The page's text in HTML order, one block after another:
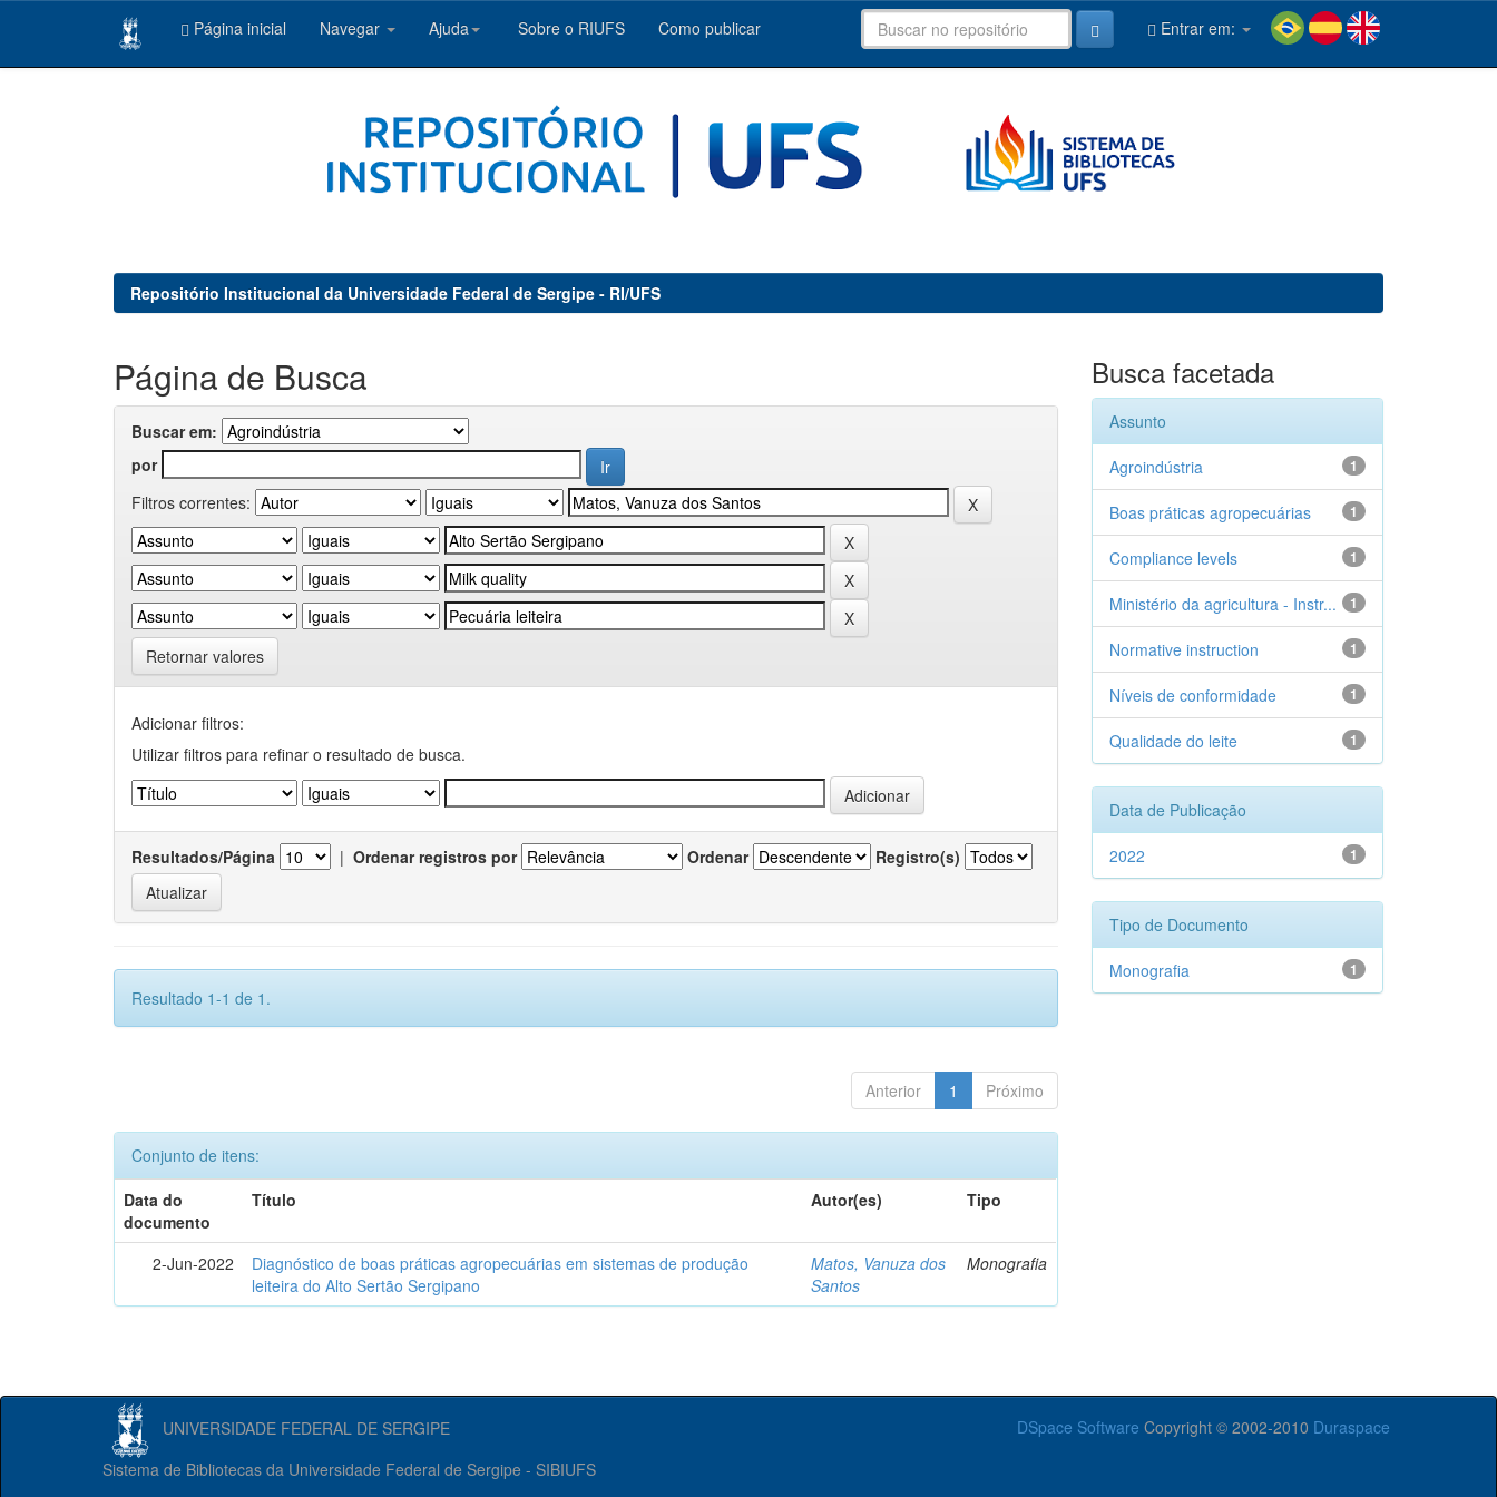
Página inicial Navegar Ajuda Sobre o RIUFS Como publicar Entrar em:
Repositório Institucional da Universidade Federal de Sergipe - RI/UFS
Página de Busca
Buscar em:
por
Filtros correntes:
Retornar valores
Adicionar filtros:
Utilizar filtros para refinar o resultado de busca.
Resultados/Página | Ordenar registros por Ordenar Registro(s)
Resultado 1-1 de 1.
Anterior 1 Próximo
Conjunto de itens:
Data do
documento
Título Autor(es) Tipo
2-Jun-2022
Diagnóstico de boas práticas agropecuárias em sistemas de produção
leiteira do Alto Sertão Sergipano
Matos, Vanuza dos
Santos
Monografia
Busca facetada
Assunto
1
Agroindústria
1
Boas práticas agropecuárias
1
Compliance levels
1
Ministério da agricultura - Instr...
1
Normative instruction
1
Níveis de conformidade
1
Qualidade do leite
Data de Publicação
1
2022
Tipo de Documento
1
Monografia
UNIVERSIDADE FEDERAL DE SERGIPE DSpace Software Copyright © 2002-2010 Duraspace
Sistema de Bibliotecas da Universidade Federal de Sergipe - SIBIUFS